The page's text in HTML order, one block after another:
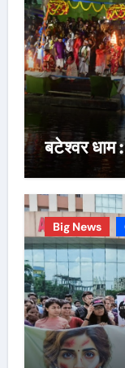
बटेश्वर धाम
Big News